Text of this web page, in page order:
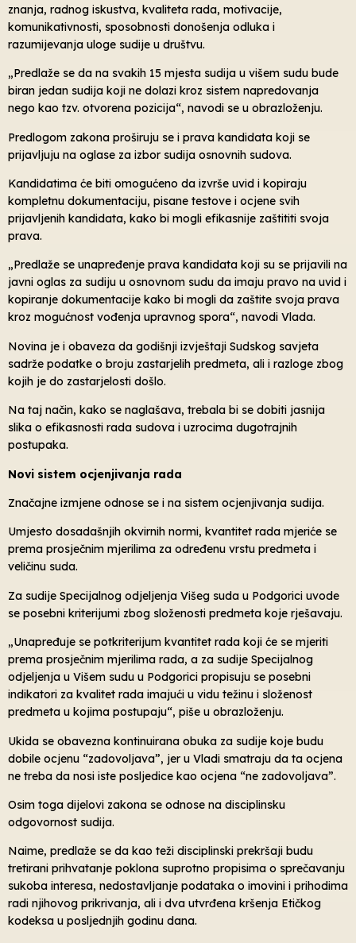
znanja, radnog iskustva, kvaliteta rada, motivacije,
komunikativnosti, sposobnosti donošenja odluka i
razumijevanja uloge sudije u društvu.
„Predlaže se da na svakih 15 mjesta sudija u višem sudu bude
biran jedan sudija koji ne dolazi kroz sistem napredovanja
nego kao tzv. otvorena pozicija“, navodi se u obrazloženju.
Predlogom zakona proširuju se i prava kandidata koji se
prijavljuju na oglase za izbor sudija osnovnih sudova.
Kandidatima će biti omogućeno da izvrše uvid i kopiraju
kompletnu dokumentaciju, pisane testove i ocjene svih
prijavljenih kandidata, kako bi mogli efikasnije zaštititi svoja
prava.
„Predlaže se unapređenje prava kandidata koji su se prijavili na
javni oglas za sudiju u osnovnom sudu da imaju pravo na uvid i
kopiranje dokumentacije kako bi mogli da zaštite svoja prava
kroz mogućnost vođenja upravnog spora“, navodi Vlada.
Novina je i obaveza da godišnji izvještaji Sudskog savjeta
sadrže podatke o broju zastarjelih predmeta, ali i razloge zbog
kojih je do zastarjelosti došlo.
Na taj način, kako se naglašava, trebala bi se dobiti jasnija
slika o efikasnosti rada sudova i uzrocima dugotrajnih
postupaka.
Novi sistem ocjenjivanja rada
Značajne izmjene odnose se i na sistem ocjenjivanja sudija.
Umjesto dosadašnjih okvirnih normi, kvantitet rada mjeriće se
prema prosječnim mjerilima za određenu vrstu predmeta i
veličinu suda.
Za sudije Specijalnog odjeljenja Višeg suda u Podgorici uvode
se posebni kriterijumi zbog složenosti predmeta koje rješavaju.
„Unapređuje se potkriterijum kvantitet rada koji će se mjeriti
prema prosječnim mjerilima rada, a za sudije Specijalnog
odjeljenja u Višem sudu u Podgorici propisuju se posebni
indikatori za kvalitet rada imajući u vidu težinu i složenost
predmeta u kojima postupaju“, piše u obrazloženju.
Ukida se obavezna kontinuirana obuka za sudije koje budu
dobile ocjenu “zadovoljava”, jer u Vladi smatraju da ta ocjena
ne treba da nosi iste posljedice kao ocjena “ne zadovoljava”.
Osim toga dijelovi zakona se odnose na disciplinsku
odgovornost sudija.
Naime, predlaže se da kao teži disciplinski prekršaji budu
tretirani prihvatanje poklona suprotno propisima o sprečavanju
sukoba interesa, nedostavljanje podataka o imovini i prihodima
radi njihovog prikrivanja, ali i dva utvrđena kršenja Etičkog
kodeksa u posljednjih godinu dana.